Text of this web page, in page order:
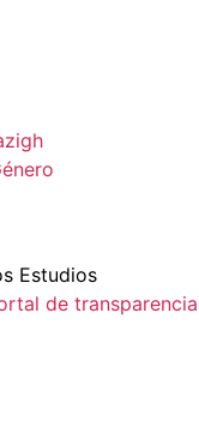
Estudios
de transparencia